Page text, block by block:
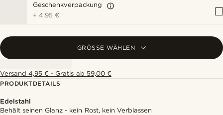
Geschenkverpackung
+4,95 €
GRÖSSE WÄHLEN
Versand 4,95 € - Gratis ab 59,00 €
PRODUKTDETAILS
Edelstahl
Behält seinen Glanz - kein Rost, kein Verblassen